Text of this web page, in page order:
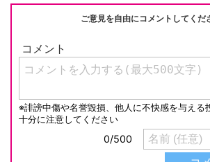
ご意見を自由にコメントしてくだ